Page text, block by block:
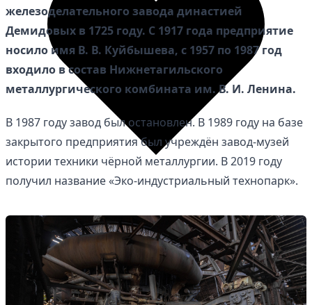
Избранное
Сохраняйте интересные объявления, чтобы быстро
вернуться к ним позже.
Перейти в избранное
железоделательного завода династией
Демидовых в 1725 году. С 1917 года предприятие
носило имя В. В. Куйбышева, с 1957 по 1987 год
входило в состав Нижнетагильского
металлургического комбината им. В. И. Ленина.
В 1987 году завод был остановлен. В 1989 году на базе
закрытого предприятия был учреждён завод-музей
истории техники чёрной металлургии. В 2019 году
получил название «Эко-индустриальный технопарк».